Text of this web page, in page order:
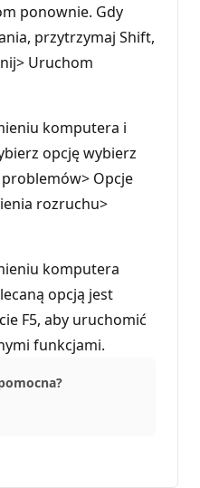
ponownie. Gdy
przytrzymaj Shift,
Uruchom
komputera i
opcję wybierz
Opcje
rozruchu>
komputera
opcją jest
F5, aby uruchomić
funkcjami.